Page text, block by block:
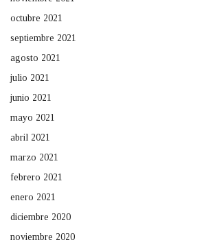
octubre 2021
septiembre 2021
agosto 2021
julio 2021
junio 2021
mayo 2021
abril 2021
marzo 2021
febrero 2021
enero 2021
diciembre 2020
noviembre 2020